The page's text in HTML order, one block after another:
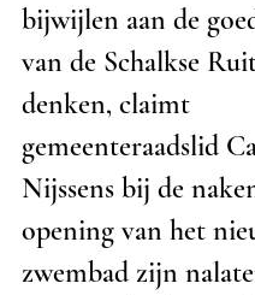
bijwijlen aan de
van de Schalkse
denken, claimt
gemeenteraadslid
Nijssens bij de
opening van het
zwembad zijn